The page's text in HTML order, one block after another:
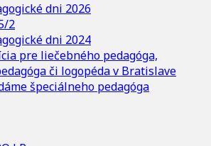
dni 2026
2
dni 2024
pre liečebného pedagóga,
či logopéda v Bratislave
špeciálneho pedagóga